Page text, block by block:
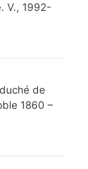
V., 1992-
de
1860 –